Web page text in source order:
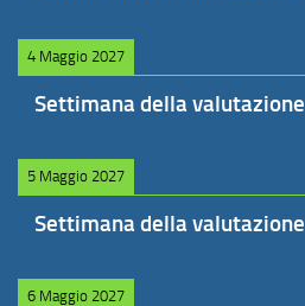
4 Maggio 2027
Settimana della valutazione
5 Maggio 2027
Settimana della valutazione
6 Maggio 2027